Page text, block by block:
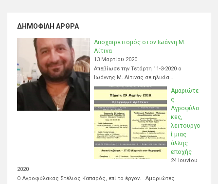
ΔΗΜΟΦΙΛΉ ΆΡΘΡΑ
Αποχαιρετισμός στον Ιωάννη Μ.
Λίτινα
13 Μαρτίου 2020
Απεβίωσε την Τετάρτη 11-3-2020 ο
Ιωάννης Μ. Λίτινας σε ηλικία…
Αμαριώτε
ς
Αγροφύλα
κες,
λειτουργο
ί μιας
άλλης
εποχής
24 Ιουνίου
2020
Ο Αγροφύλακας Στέλιος Καπαρός, επί το έργον. Αμαριώτες